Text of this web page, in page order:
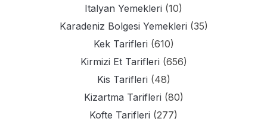
Italyan Yemekleri (10)
Karadeniz Bolgesi Yemekleri (35)
Kek Tarifleri (610)
Kirmizi Et Tarifleri (656)
Kis Tarifleri (48)
Kizartma Tarifleri (80)
Kofte Tarifleri (277)